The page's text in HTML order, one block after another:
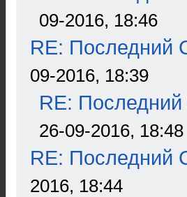
09-2016, 18:46
RE: Последний
09-2016, 18:39
RE: Последний
26-09-2016, 18:48
RE: Последний
2016, 18:44